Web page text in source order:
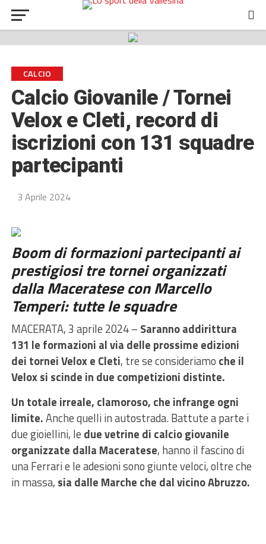
CALCIO
Calcio Giovanile / Tornei
Velox e Cleti, record di
iscrizioni con 131 squadre
partecipanti
3 Aprile 2024
Boom di formazioni partecipanti ai
prestigiosi tre tornei organizzati
dalla Maceratese con Marcello
Temperi: tutte le squadre
MACERATA, 3 aprile 2024 – Saranno addirittura
131 le formazioni al via delle prossime edizioni
dei tornei Velox e Cleti, tre se consideriamo che il
Velox si scinde in due competizioni distinte.
Un totale irreale, clamoroso, che infrange ogni
limite.Anche quelli in autostrada. Battute a parte i
due gioiellini, le due vetrine di calcio giovanile
organizzate dalla Maceratese, hanno il fascino di
una Ferrari e le adesioni sono giunte veloci, oltre che
in massa, sia dalle Marche che dal vicino Abruzzo.